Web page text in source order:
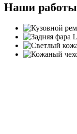
Наши работы